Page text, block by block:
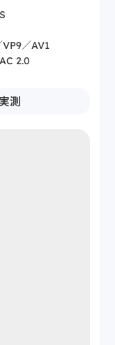
／AV1
2.0
測